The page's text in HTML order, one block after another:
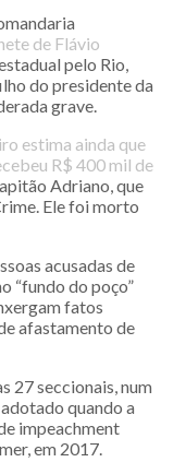
de Flávio
pelo Rio,
do presidente da
grave.
estima ainda que
R$ 400 mil de
Adriano, que
Ele foi morto
acusadas de
“fundo do poço”
fatos
afastamento de
27 seccionais, num
quando a
impeachment
em 2017.